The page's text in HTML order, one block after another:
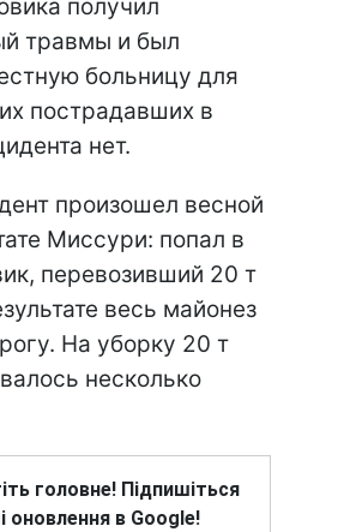
получил
травмы и был
больницу для
пострадавших в
нет.
произошел весной
Миссури: попал в
перевозивший 20 т
весь майонез
На уборку 20 т
несколько
головне! Підпишіться
оновлення в Google!